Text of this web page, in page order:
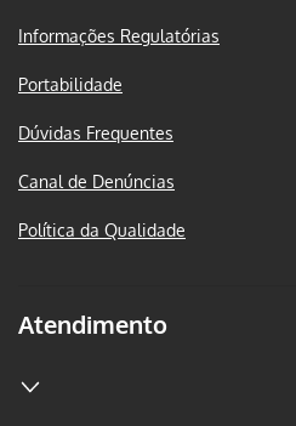
Informações Regulatórias
Portabilidade
Dúvidas Frequentes
Canal de Denúncias
Política da Qualidade
Atendimento